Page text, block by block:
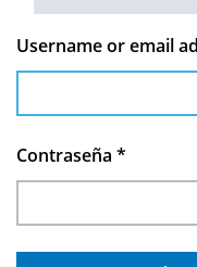
principales
Username or email
Contraseña *